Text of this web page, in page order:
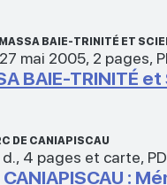
BAIE-TRINITÉ ET
27 mai 2005, 2 pages,
BAIE-TRINITÉ
DE CANIAPISCAU
d., 4 pages et carte,
CANIAPISCAU :